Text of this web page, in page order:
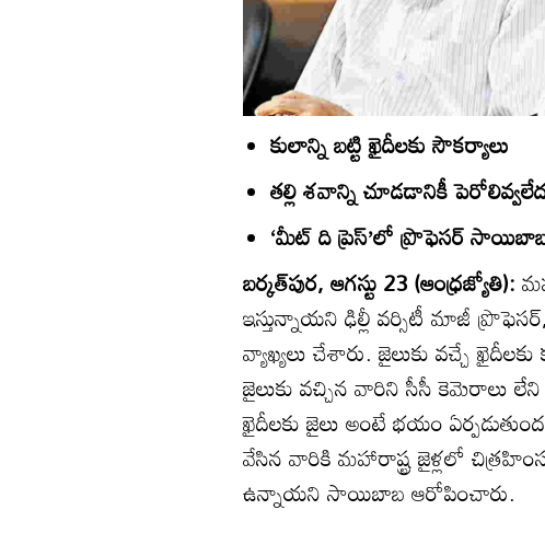
కులాన్ని బట్టి ఖైదీలకు సౌకర్యాలు
తల్లి శవాన్ని చూడడానికీ
‘మీట్‌ ది ప్రెస్‌’లో ప్రొఫెసర్‌
బర్కత్‌పుర, ఆగస్టు 23 (ఆంధ్రజ్యోతి):
ఇస్తున్నాయని ఢిల్లీ వర్సిటీ మాజీ
వ్యాఖ్యలు చేశారు. జైలుకు వచ్చే
జైలుకు వచ్చిన వారిని సీసీ కెమెరాలు
ఖైదీలకు జైలు అంటే భయం
వేసిన వారికి మహారాష్ట్ర జైళ్లలో
ఉన్నాయని సాయిబాబ ఆరోపించారు.